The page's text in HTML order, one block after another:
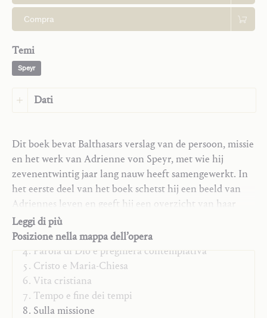
Compra
Temi
Speyr
Dati
Lingua originale: Tedesco
ISBN: 90-71837-01-7
Casa editrice: Abdij Bethlehem
Traduzione: Benedictinessen van Bonheiden
Anno: 1986
Tipo:
Libro
Dit boek bevat Balthasars verslag van de persoon, missie
en het werk van Adrienne von Speyr, met wie hij
zevenentwintig jaar lang nauw heeft samengewerkt. In
het eerste deel van het boek schetst hij een beeld van
Adriennes leven en geeft hij een overzicht van haar
theologische missie. Het tweede deel bestaat uit een
verzameling uitspraken van Adrienne over zichzelf;
deze vormen een waardevolle introductie tot haar
charisma en persoonlijkheid. Het derde en laatste deel
bestaat uit een schat aan gebeden en meditaties van
Adrienne – een waardevol venster op haar manier van
leven als ‘de hemel op aarde’.
Leggi di più
Posizione nella mappa dell’opera
Trilogia
Saggi teologici
Monografie
Parola di Dio e preghiera contemplativa
Cristo e Maria-Chiesa
Vita cristiana
Tempo e fine dei tempi
Sulla missione